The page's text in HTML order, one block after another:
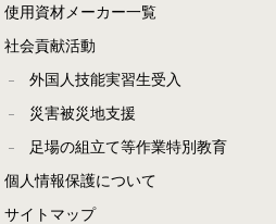
使用資材メーカー一覧
社会貢献活動
外国人技能実習生受入
災害被災地支援
足場の組立て等作業特別教育
個人情報保護について
サイトマップ